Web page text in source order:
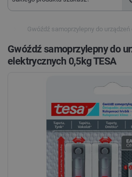
Gwóźdź samoprzylepny do
Gwóźdź samoprzylepny do
elektrycznych 0,5kg TESA